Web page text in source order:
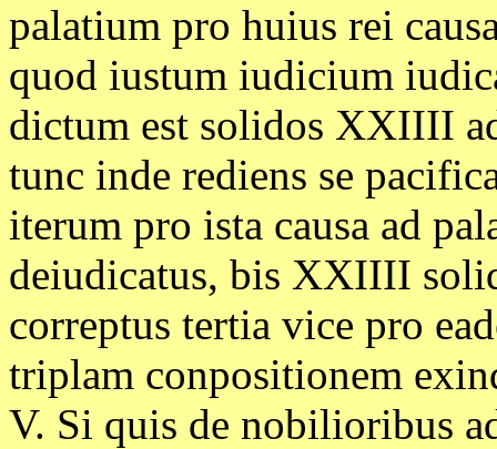
palatium pro huius rei
quod iustum iudicium
dictum est solidos XXIIII
tunc inde rediens se
iterum pro ista causa ad
deiudicatus, bis XXIIII
correptus tertia vice pro
triplam conpositionem
V. Si quis de nobilioribus